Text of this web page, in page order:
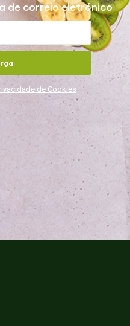
de correio eletrónico
de Cookies